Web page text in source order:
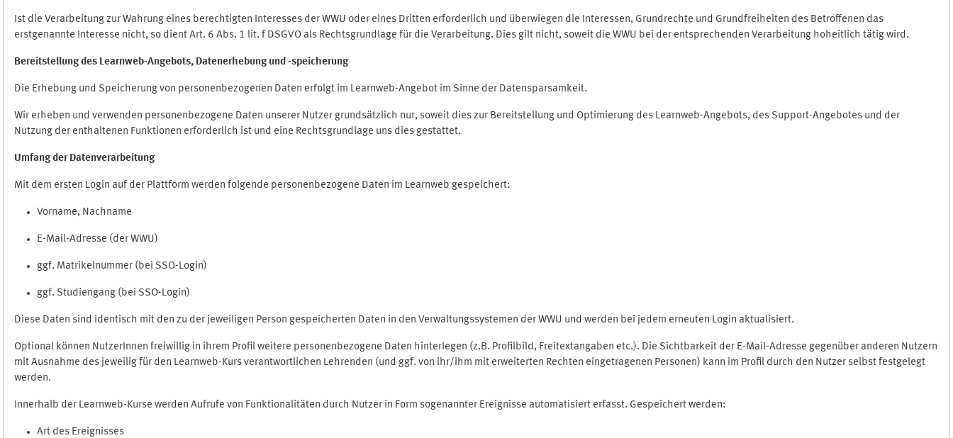
Ist die Verarbeitung zur Wahrung eines berechtigten Interesses der WWU oder eines Dritten erforderlich und überwiegen die Interessen, Grundrechte und Grundfreiheiten des Betroffenen das
erstgenannte Interesse nicht, so dient Art. 6 Abs. 1 lit. f DSGVO als Rechtsgrundlage für die Verarbeitung. Dies gilt nicht, soweit die WWU bei der entsprechenden Verarbeitung hoheitlich tätig wird.
Bereitstellung des Learnweb-Angebots, Datenerhebung und -speicherung
Die Erhebung und Speicherung von personenbezogenen Daten erfolgt im Learnweb-Angebot im Sinne der Datensparsamkeit.
Wir erheben und verwenden personenbezogene Daten unserer Nutzer grundsätzlich nur, soweit dies zur Bereitstellung und Optimierung des Learnweb-Angebots, des Support-Angebotes und der
Nutzung der enthaltenen Funktionen erforderlich ist und eine Rechtsgrundlage uns dies gestattet.
Umfang der Datenverarbeitung
Mit dem ersten Login auf der Plattform werden folgende personenbezogene Daten im Learnweb gespeichert:
Vorname, Nachname
E-Mail-Adresse (der WWU)
ggf. Matrikelnummer (bei SSO-Login)
ggf. Studiengang (bei SSO-Login)
Diese Daten sind identisch mit den zu der jeweiligen Person gespeicherten Daten in den Verwaltungssystemen der WWU und werden bei jedem erneuten Login aktualisiert.
Optional können NutzerInnen freiwillig in ihrem Profil weitere personenbezogene Daten hinterlegen (z.B. Profilbild, Freitextangaben etc.). Die Sichtbarkeit der E-Mail-Adresse gegenüber anderen Nutzern
mit Ausnahme des jeweilig für den Learnweb-Kurs verantwortlichen Lehrenden (und ggf. von ihr/ihm mit erweiterten Rechten eingetragenen Personen) kann im Profil durch den Nutzer selbst festgelegt
werden.
Innerhalb der Learnweb-Kurse werden Aufrufe von Funktionalitäten durch Nutzer in Form sogenannter Ereignisse automatisiert erfasst. Gespeichert werden:
Art des Ereignisses